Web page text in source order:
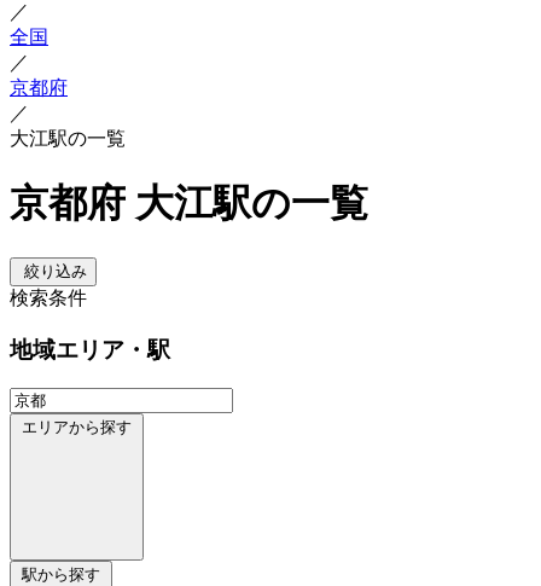
／
全国
／
京都府
／
大江駅の一覧
京都府 大江駅の一覧
絞り込み
検索条件
地域エリア・駅
エリアから探す
駅から探す